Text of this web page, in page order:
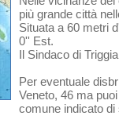
più grande città
Situata a 60 metri
0'' Est.
Il Sindaco di
Per eventuale
Veneto, 46 ma
comune indicato di